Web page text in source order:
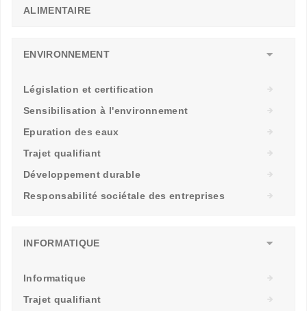
ALIMENTAIRE
ENVIRONNEMENT
Législation et certification
Sensibilisation à l'environnement
Epuration des eaux
Trajet qualifiant
Développement durable
Responsabilité sociétale des entreprises
INFORMATIQUE
Informatique
Trajet qualifiant